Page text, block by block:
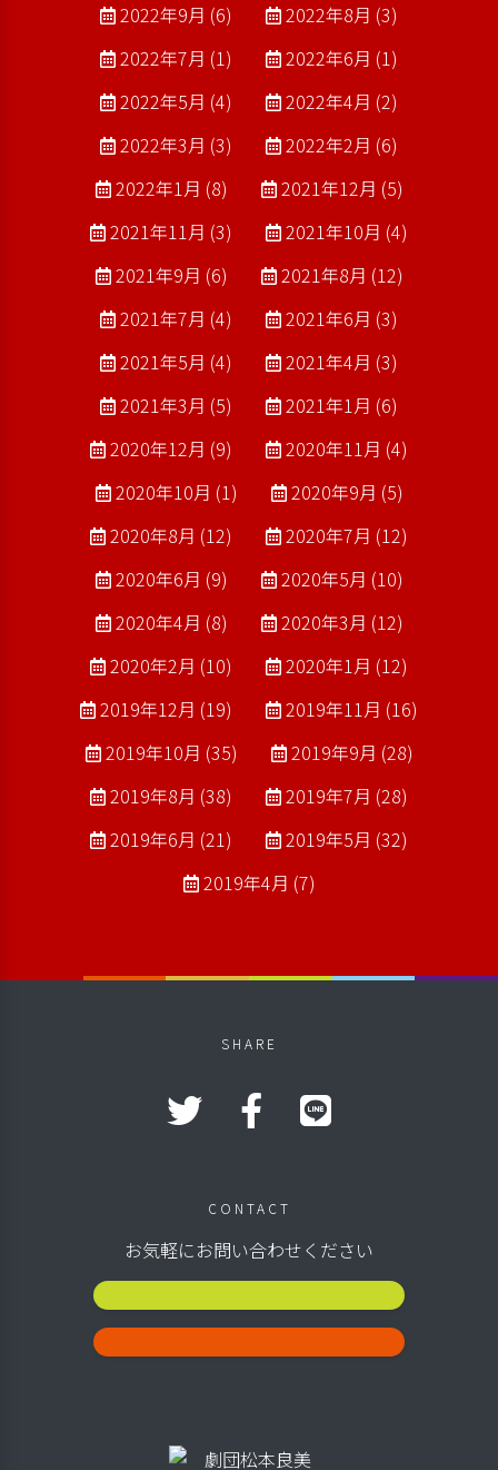
2022年9月 (6)
2022年8月 (3)
2022年7月 (1)
2022年6月 (1)
2022年5月 (4)
2022年4月 (2)
2022年3月 (3)
2022年2月 (6)
2022年1月 (8)
2021年12月 (5)
2021年11月 (3)
2021年10月 (4)
2021年9月 (6)
2021年8月 (12)
2021年7月 (4)
2021年6月 (3)
2021年5月 (4)
2021年4月 (3)
2021年3月 (5)
2021年1月 (6)
2020年12月 (9)
2020年11月 (4)
2020年10月 (1)
2020年9月 (5)
2020年8月 (12)
2020年7月 (12)
2020年6月 (9)
2020年5月 (10)
2020年4月 (8)
2020年3月 (12)
2020年2月 (10)
2020年1月 (12)
2019年12月 (19)
2019年11月 (16)
2019年10月 (35)
2019年9月 (28)
2019年8月 (38)
2019年7月 (28)
2019年6月 (21)
2019年5月 (32)
2019年4月 (7)
SHARE
CONTACT
お気軽にお問い合わせください
公演スケジュール
お問い合わせ